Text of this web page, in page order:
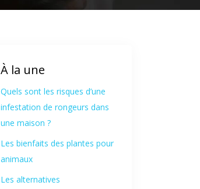
À la une
Quels sont les risques d’une
infestation de rongeurs dans
une maison ?
Les bienfaits des plantes pour
animaux
Les alternatives